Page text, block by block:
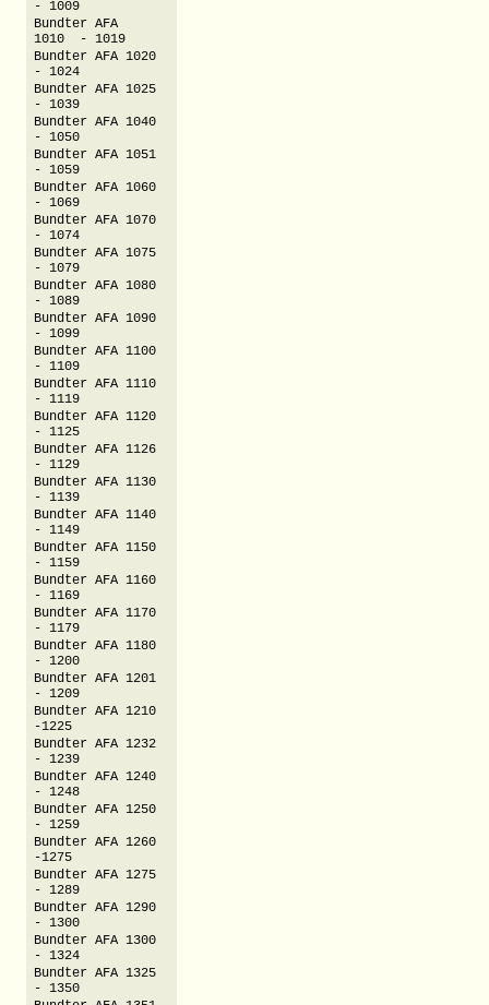
- 1009
Bundter AFA
1010 - 1019
Bundter AFA 1020
- 1024
Bundter AFA 1025
- 1039
Bundter AFA 1040
- 1050
Bundter AFA 1051
- 1059
Bundter AFA 1060
- 1069
Bundter AFA 1070
- 1074
Bundter AFA 1075
- 1079
Bundter AFA 1080
- 1089
Bundter AFA 1090
- 1099
Bundter AFA 1100
- 1109
Bundter AFA 1110
- 1119
Bundter AFA 1120
- 1125
Bundter AFA 1126
- 1129
Bundter AFA 1130
- 1139
Bundter AFA 1140
- 1149
Bundter AFA 1150
- 1159
Bundter AFA 1160
- 1169
Bundter AFA 1170
- 1179
Bundter AFA 1180
- 1200
Bundter AFA 1201
- 1209
Bundter AFA 1210
-1225
Bundter AFA 1232
- 1239
Bundter AFA 1240
- 1248
Bundter AFA 1250
- 1259
Bundter AFA 1260
-1275
Bundter AFA 1275
- 1289
Bundter AFA 1290
- 1300
Bundter AFA 1300
- 1324
Bundter AFA 1325
- 1350